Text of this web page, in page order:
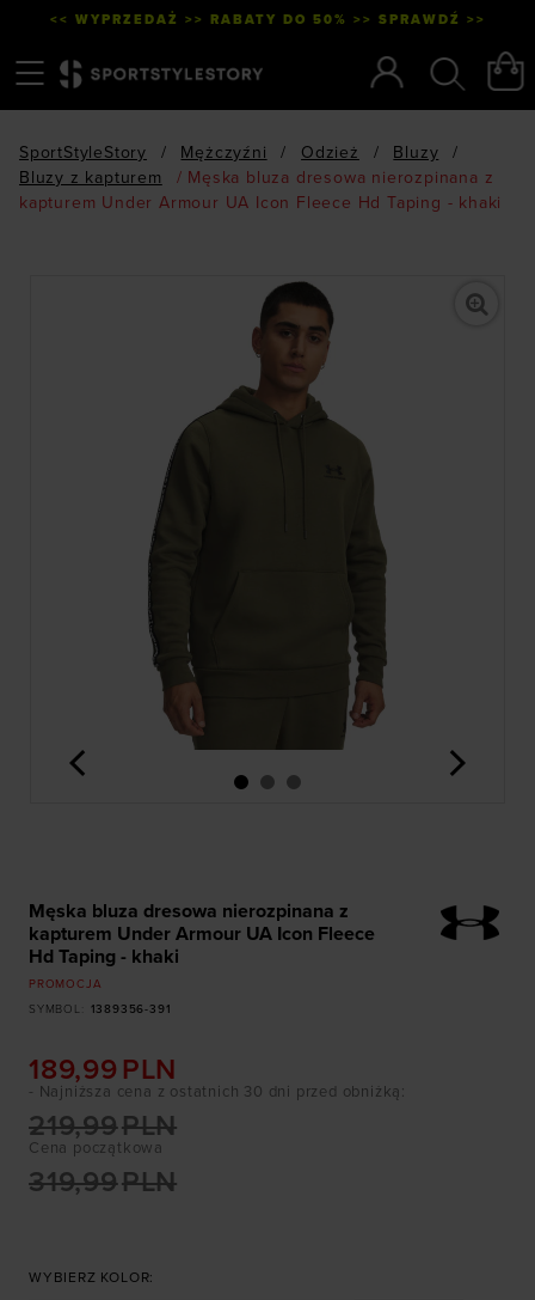
<< WYPRZEDAŻ >> RABATY DO 50% >> SPRAWDŹ >>
SportStyleStory / Mężczyźni / Odzież / Bluzy
/
Bluzy z kapturem
/ Męska bluza dresowa nierozpinana z
kapturem Under Armour UA Icon Fleece Hd Taping - khaki
<
Męska bluza dresowa nierozpinana z
kapturem Under Armour UA Icon Fleece
Hd Taping - khaki
PROMOCJA
SYMBOL
1389356-391
189,99 PLN
Cena początkowa
319,99PLN
219,99PLN
- Najniższa cena z ostatnich 30 dni przed obniżką:
WYBIERZ KOLOR: